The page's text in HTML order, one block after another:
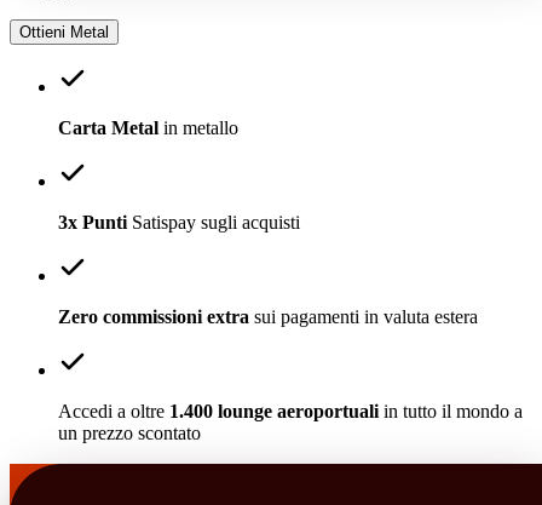
Ottieni Metal
Carta Metal in metallo
3x Punti Satispay sugli acquisti
Zero commissioni extra sui pagamenti in valuta estera
Accedi a oltre 1.400 lounge aeroportuali in tutto il mondo a
un prezzo scontato